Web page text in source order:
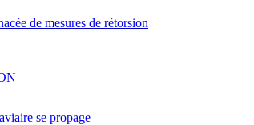
de mesures de rétorsion
se propage